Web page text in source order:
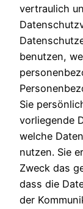
vertraulich
benutzen,
Sie
vorliegende
welche
nutzen. Sie
Zweck das
dass die
der